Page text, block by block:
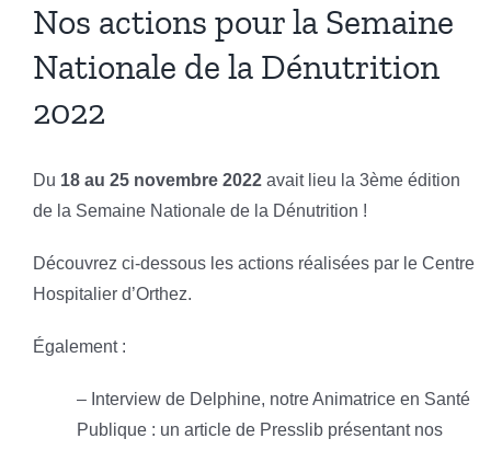
Nos actions pour la Semaine
Nationale de la Dénutrition
2022
Du 18 au 25 novembre 2022avait lieu la 3ème édition
de la Semaine Nationale de la Dénutrition !
Découvrez ci-dessous les actions réalisées par le Centre
Hospitalier d’Orthez.
Également :
– Interview de Delphine, notre Animatrice en Santé
Publique : un article de Presslib présentant nos